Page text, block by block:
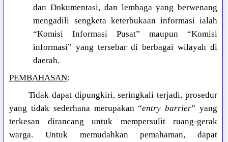
dan Dokumentasi, dan lembaga yang berwenang
mengadili sengketa keterbukaan informasi ialah
“Komisi Informasi Pusat” maupun “Komisi
informasi” yang tersebar di berbagai wilayah di
daerah.
PEMBAHASAN:
Tidak dapat dipungkiri, seringkali terjadi, prosedur
yang tidak sederhana merupakan “entry barrier” yang
terkesan dirancang untuk mempersulit ruang-gerak
warga. Untuk memudahkan pemahaman, dapat